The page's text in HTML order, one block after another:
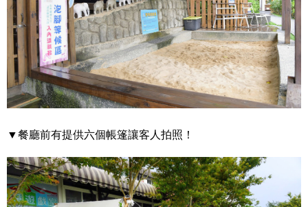
▼餐廳前有提供六個帳篷讓客人拍照！